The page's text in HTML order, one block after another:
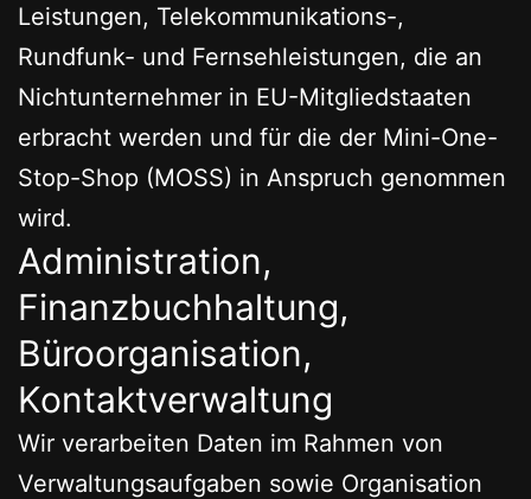
Leistungen, Telekommunikations-,
Rundfunk- und Fernsehleistungen, die an
Nichtunternehmer in EU-Mitgliedstaaten
erbracht werden und für die der Mini-One-
Stop-Shop (MOSS) in Anspruch genommen
wird.
Administration,
Finanzbuchhaltung,
Büroorganisation,
Kontaktverwaltung
Wir verarbeiten Daten im Rahmen von
Verwaltungsaufgaben sowie Organisation